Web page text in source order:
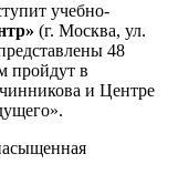
учебно-
(г. Москва, ул.
48
пройдут в
и Центре